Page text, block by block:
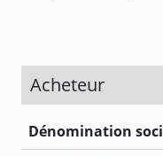
Acheteur
Dénomination